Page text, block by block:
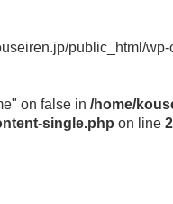
public_html/
on false in /home/
single.php on line